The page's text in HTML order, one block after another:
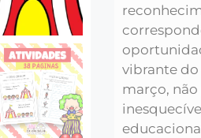
vibrante do
março,